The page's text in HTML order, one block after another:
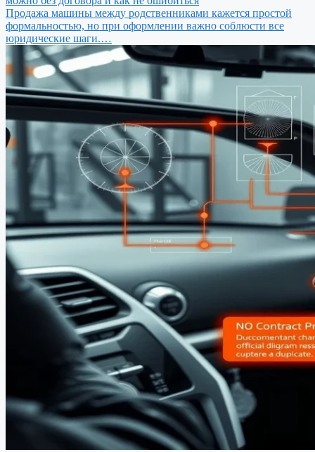
Продажа машины между родственниками кажется простой
формальностью, но при оформлении важно соблюсти все
юридические шаги.…